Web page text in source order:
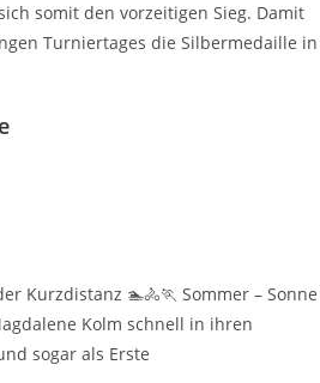
somit den vorzeitigen Sieg. Damit
Turniertages die Silbermedaille in
Kurzdistanz 🏊🚴🏃 Sommer – Sonne
Kolm schnell in ihren
sogar als Erste